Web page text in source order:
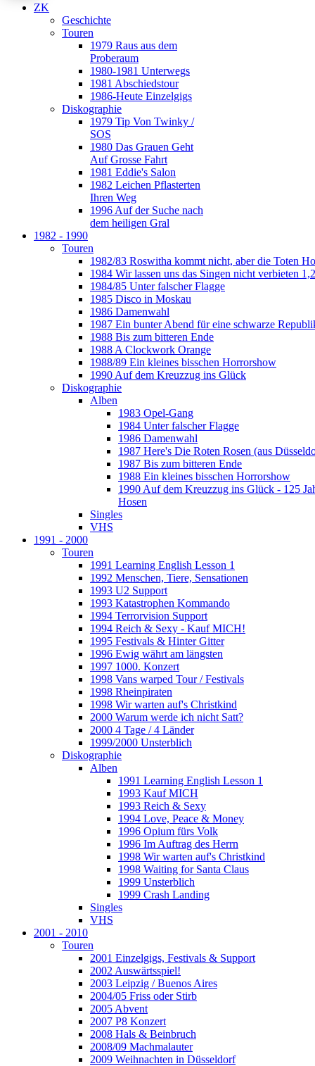
ZK
Geschichte
Touren
1979 Raus aus dem
Proberaum
1980-1981 Unterwegs
1981 Abschiedstour
1986-Heute Einzelgigs
Diskographie
1979 Tip Von Twinky /
SOS
1980 Das Grauen Geht
Auf Grosse Fahrt
1981 Eddie's Salon
1982 Leichen Pflasterten
Ihren Weg
1996 Auf der Suche nach
dem heiligen Gral
1982 - 1990
Touren
1982/83 Roswitha kommt nicht, aber die Toten
1984 Wir lassen uns das Singen nicht verbieten
1984/85 Unter falscher Flagge
1985 Disco in Moskau
1986 Damenwahl
1987 Ein bunter Abend für eine schwarze
1988 Bis zum bitteren Ende
1988 A Clockwork Orange
1988/89 Ein kleines bisschen Horrorshow
1990 Auf dem Kreuzzug ins Glück
Diskographie
Alben
1983 Opel-Gang
1984 Unter falscher Flagge
1986 Damenwahl
1987 Here's Die Roten Rosen (aus
1987 Bis zum bitteren Ende
1988 Ein kleines bisschen Horrorshow
1990 Auf dem Kreuzzug ins Glück - 125
Hosen
Singles
VHS
1991 - 2000
Touren
1991 Learning English Lesson 1
1992 Menschen, Tiere, Sensationen
1993 U2 Support
1993 Katastrophen Kommando
1994 Terrorvision Support
1994 Reich & Sexy - Kauf MICH!
1995 Festivals & Hinter Gitter
1996 Ewig währt am längsten
1997 1000. Konzert
1998 Vans warped Tour / Festivals
1998 Rheinpiraten
1998 Wir warten auf's Christkind
2000 Warum werde ich nicht Satt?
2000 4 Tage / 4 Länder
1999/2000 Unsterblich
Diskographie
Alben
1991 Learning English Lesson 1
1993 Kauf MICH
1993 Reich & Sexy
1994 Love, Peace & Money
1996 Opium fürs Volk
1996 Im Auftrag des Herrn
1998 Wir warten auf's Christkind
1998 Waiting for Santa Claus
1999 Unsterblich
1999 Crash Landing
Singles
VHS
2001 - 2010
Touren
2001 Einzelgigs, Festivals & Support
2002 Auswärtsspiel!
2003 Leipzig / Buenos Aires
2004/05 Friss oder Stirb
2005 Abvent
2007 P8 Konzert
2008 Hals & Beinbruch
2008/09 Machmalauter
2009 Weihnachten in Düsseldorf